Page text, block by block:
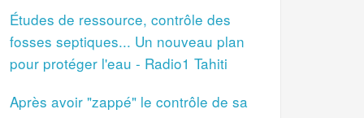
Études de ressource, contrôle des
fosses septiques... Un nouveau plan
pour protéger l'eau - Radio1 Tahiti
Après avoir "zappé" le contrôle de sa